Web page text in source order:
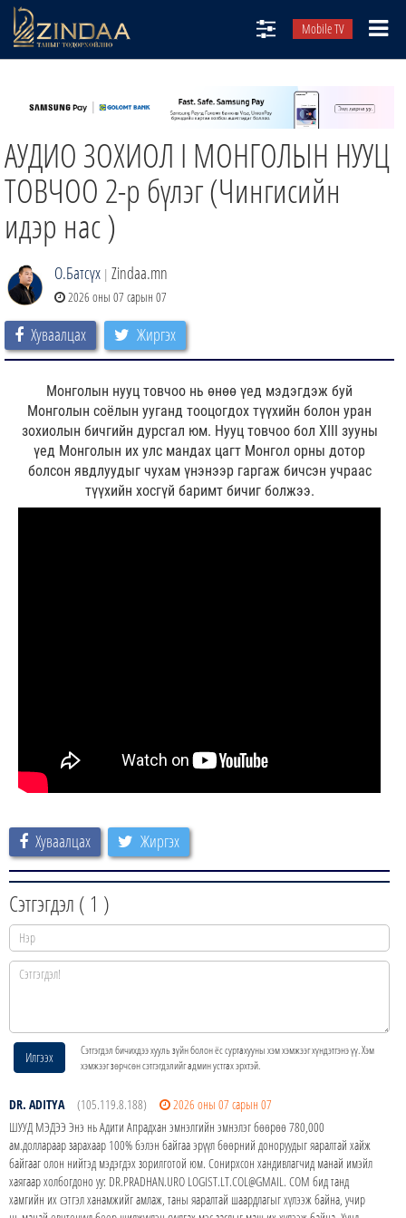
Mobile TV
ТВ8
ӨГЛӨӨНИЙ СОНИН
АУДИО ЗОХИОЛ
АУДИО ЗОХИОЛ I МОНГОЛЫН НУУЦ
ТОВЧОО 2-р бүлэг (Чингисийн
идэр нас )
О.Батсүх | Zindaa.mn
2026 оны 07 сарын 07
Хуваалцах Жиргэх
Монголын нууц товчоо нь өнөө үед мэдэгдэж буй
Монголын соёлын ууганд тооцогдох түүхийн болон уран
зохиолын бичгийн дурсгал юм. Нууц товчоо бол XIII зууны
үед Монголын их улс мандах цагт Монгол орны дотор
болсон явдлуудыг чухам үнэнээр гаргаж бичсэн учраас
түүхийн хосгүй баримт бичиг болжээ.
Хуваалцах Жиргэх
Сэтгэгдэл ( 1 )
Илгээх
Сэтгэгдэл бичихдээ хууль зүйн болон ёс суртахууны хэм хэмжээг хүндэтгэнэ үү. Хэм
хэмжээг зөрчсөн сэтгэгдэлийг админ устгах эрхтэй.
DR. ADITYA (105.119.8.188)
2026 оны 07 сарын 07
ШУУД МЭДЭЭ Энэ нь Адити Апрадхан эмнэлгийн эмнэлэг бөөрөө 780,000
ам.доллараар зарахаар 100% бэлэн байгаа эрүүл бөөрний доноруудыг яаралтай хайж
байгааг олон нийтэд мэдэгдэх зорилготой юм. Сонирхсон хандивлагчид манай имэйл
хаягаар холбогдоно уу: DR.PRADHAN.URO LOGIST.LT.COL@GMAIL. COM бид танд
хамгийн их сэтгэл ханамжийг амлаж, таны яаралтай шаардлагыг хүлээж байна, учир